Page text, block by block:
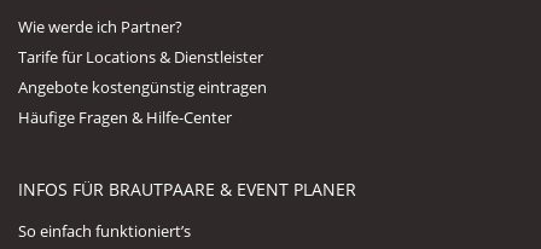
Wie werde ich Partner?
Tarife für Locations & Dienstleister
Angebote kostengünstig eintragen
Häufige Fragen & Hilfe-Center
INFOS FÜR BRAUTPAARE & EVENT PLANER
So einfach funktioniert’s